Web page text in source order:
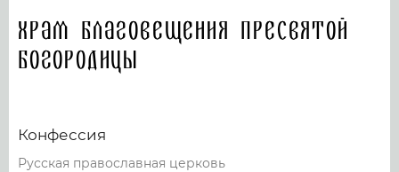
Храм Благовещения Пресвятой
Богородицы
Конфессия
Русская православная церковь